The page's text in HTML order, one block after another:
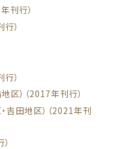
刊行）
）
）
区）（2017年刊行）
吉田地区）（2021年刊